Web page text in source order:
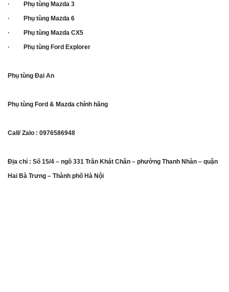
· Phụ tùng Mazda 3
· Phụ tùng Mazda 6
· Phụ tùng Mazda CX5
· Phụ tùng Ford Explorer
Phụ tùng Đại An
Phụ tùng Ford & Mazda chính hãng
Call/ Zalo : 0976586948
Địa chỉ : Số 15/4 – ngõ 331 Trần Khát Chân – phường Thanh Nhàn – quận
Hai Bà Trưng – Thành phố Hà Nội